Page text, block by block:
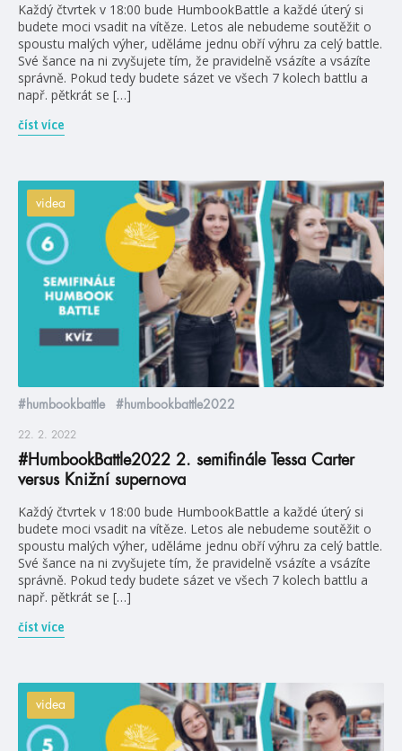
Každý čtvrtek v 18:00 bude HumbookBattle a každé úterý si
budete moci vsadit na vítěze. Letos ale nebudeme soutěžit o
spoustu malých výher, uděláme jednu obří výhru za celý battle.
Své šance na ni zvyšujete tím, že pravidelně vsázíte a vsázíte
správně. Pokud tedy budete sázet ve všech 7 kolech battlu a
např. pětkrát se […]
číst více
videa
#humbookbattle #humbookbattle2022
22. 2. 2022
#HumbookBattle2022 2. semifinále Tessa Carter
versus Knižní supernova
Každý čtvrtek v 18:00 bude HumbookBattle a každé úterý si
budete moci vsadit na vítěze. Letos ale nebudeme soutěžit o
spoustu malých výher, uděláme jednu obří výhru za celý battle.
Své šance na ni zvyšujete tím, že pravidelně vsázíte a vsázíte
správně. Pokud tedy budete sázet ve všech 7 kolech battlu a
např. pětkrát se […]
číst více
videa